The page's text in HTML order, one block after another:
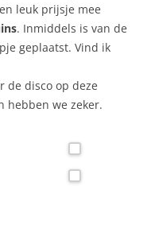
leuk prijsje mee
. Inmiddels is van de
geplaatst. Vind ik
de disco op deze
hebben we zeker.